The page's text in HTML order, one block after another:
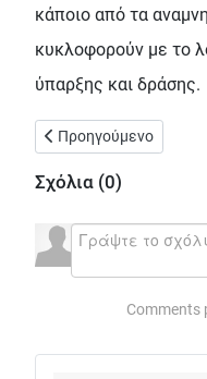
κάποιο από τα
κυκλοφορούν με το
ύπαρξης και δράσης.
Προηγούμενο άρθρο:
Προηγούμενο
Σχόλια (0)
Comments